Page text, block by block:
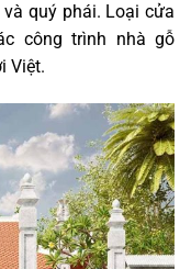
quý phái. Loại cửa
công trình nhà gỗ
Việt.